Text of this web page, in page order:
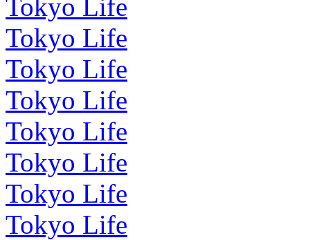
Tokyo Life
Tokyo Life
Tokyo Life
Tokyo Life
Tokyo Life
Tokyo Life
Tokyo Life
Tokyo Life